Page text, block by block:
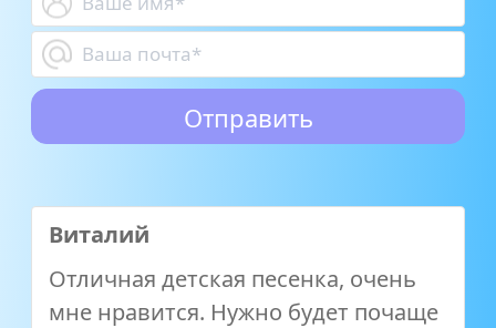
Виталий
Отличная детская песенка, очень
мне нравится. Нужно будет почаще